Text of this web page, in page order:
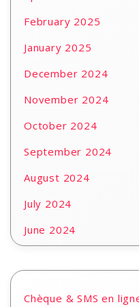
February 2025
January 2025
December 2024
November 2024
October 2024
September 2024
August 2024
July 2024
June 2024
Chèque & SMS en